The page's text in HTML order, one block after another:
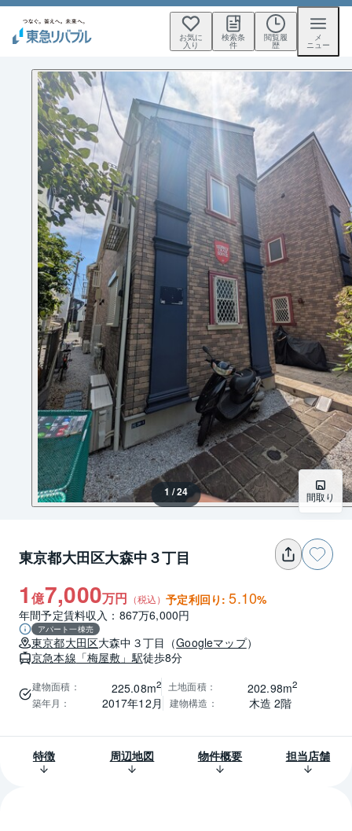
お気に
入り
検索条
件
閲覧履
歴
メ
ニュー
1 / 24 間取り
東京都大田区大森中３丁目
1億7,000万円 （税込）予定利回り:5.10%
年間予定賃料収入：867万6,000円
アパート一棟売
東京都大田区大森中３丁目 （Googleマップ）
京急本線 「梅屋敷」駅徒歩8分
建物面積 ： 225.08m2 土地面積： 202.98m2
築年月 ： 2017年12月 建物構造 ： 木造 2階
特徴 周辺地図 物件概要 担当店舗